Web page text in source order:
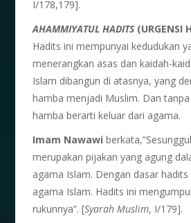
I/178,179].
AHAMMIYATUL HADITS(URGENSI
Hadits ini mempunyai kedudukan
menerangkan asas dan kaidah-
Islam dibangun di atasnya, yang
hamba menjadi Muslim. Dan
hamba berarti keluar dari agama.
Imam Nawawi
merupakan pijakan yang agung
agama Islam. Dengan dasar
agama Islam. Hadits ini
rukunnya”. [Syarah Muslim, I/179].